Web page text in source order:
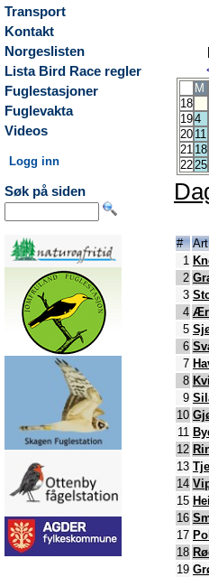
Transport
Kontakt
Norgeslisten
Lista Bird Race regler
Fuglestasjoner
Fuglevakta
Videos
Logg inn
Søk på siden
M
18
194
20 11
21 18
2225
#
Art
1
2
3
4
5
6
7
8
9
10
11
12
13
14
15
16
17
18
19